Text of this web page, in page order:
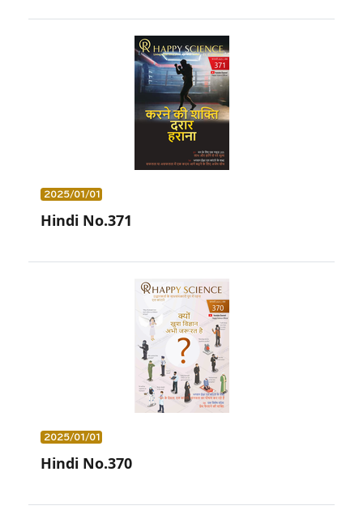
2025/01/01
Hindi No.371
2025/01/01
Hindi No.370